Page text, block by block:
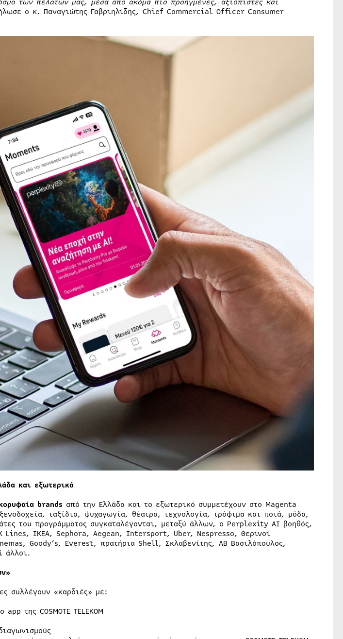
των πελατών μας, μέσα από ακόμα πιο προηγμένες, αξιόπιστες και
ο κ. Παναγιώτης Γαβριηλίδης, Chief Commercial Officer Consumer
και εξωτερικό
brands από την Ελλάδα και το εξωτερικό συμμετέχουν στο Magenta
ταξίδια, ψυχαγωγία, θέατρα, τεχνολογία, τρόφιμα και ποτά, μόδα,
του προγράμματος συγκαταλέγονται, μεταξύ άλλων, ο Perplexity ΑΙ βοηθός,
Lines, IKEA, Sephora, Aegean, Intersport, Uber, Nespresso, Θερινοί
Goody’s, Everest, πρατήρια Shell, Σκλαβενίτης, ΑΒ Βασιλόπουλος,
άλλοι.
συλλέγουν «καρδιές» με:
της COSMOTE TELEKOM